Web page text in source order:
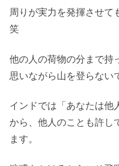
周りが実力を発揮させて
笑
他の人の荷物の分まで持
思いながら山を登らない
インドでは「あなたは他
から、他人のことも許し
ます。